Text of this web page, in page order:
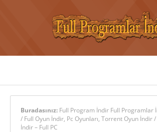
Buradasınız: Full Program İndir Full Programlar
/ Full Oyun İndir, Pc Oyunları, Torrent Oyun İndir/
İndir – Full PC